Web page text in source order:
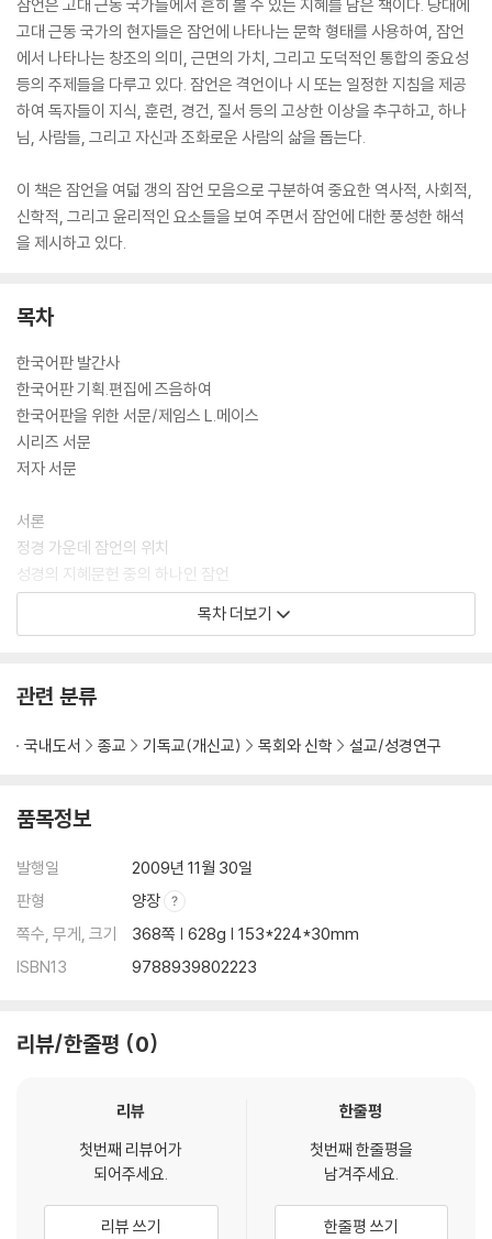
잠언은 고대 근동 국가들에서 흔히 볼 수 있는 지혜를 담은 책이다. 당대에
고대 근동 국가의 현자들은 잠언에 나타나는 문학 형태를 사용하여, 잠언
에서 나타나는 창조의 의미, 근면의 가치, 그리고 도덕적인 통합의 중요성
등의 주제들을 다루고 있다. 잠언은 격언이나 시 또는 일정한 지침을 제공
하여 독자들이 지식, 훈련, 경건, 질서 등의 고상한 이상을 추구하고, 하나
님, 사람들, 그리고 자신과 조화로운 사람의 삶을 돕는다.
이 책은 잠언을 여덟 갱의 잠언 모음으로 구분하여 중요한 역사적, 사회적,
신학적, 그리고 윤리적인 요소들을 보여 주면서 잠언에 대한 풍성한 해석
을 제시하고 있다.
목차
한국어판 발간사
한국어판 기획.편집에 즈음하여
한국어판을 위한 서문/제임스 L.메이스
시리즈 서문
저자 서문
서론
정경 가운데 잠언의 위치
성경의 지혜문헌 중의 하나인 잠언
지혜의 의미
지혜문헌의 언어와 수사학
현대의 교회를 위한 잠언의 메시지
주석
두 번째 모음집: 잠언 10:1~22:16
세 번째 모음집: 잠언 22:17~24:22
네 번째 모음집: 잠언 24:23~34
다섯 번째 모음집: 잠언 25~29장
여섯 번째 모음집: 잠언 30장
목차 더보기
관련 분류
국내도서 종교 기독교(개신교) 목회와 신학 설교/성경연구
품목정보
발행일
2009년 11월 30일
판형
양장
쪽수, 무게, 크기
368쪽 | 628g | 153*224*30mm
ISBN13
9788939802223
리뷰/한줄평 0
리뷰
첫번째 리뷰어가
되어주세요.
리뷰 쓰기
한줄평
첫번째 한줄평을
남겨주세요.
한줄평 쓰기